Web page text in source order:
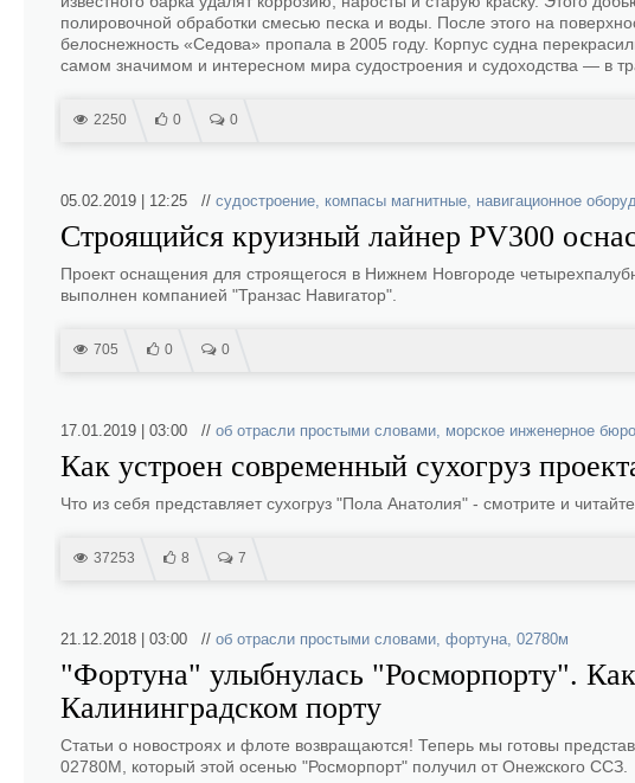
полировочной обработки смесью песка и воды. После этого на
белоснежность «Седова» пропала в 2005 году. Корпус судна
самом значимом и интересном мира судостроения и судоходства — в
2250 0 0
05.02.2019 | 12:25 // судостроение, компасы магнитные, навигационное
Строящийся круизный лайнер PV300
Проект оснащения для строящегося в Нижнем Новгороде
выполнен компанией "Транзас Навигатор".
705 0 0
17.01.2019 | 03:00 // об отрасли простыми словами, морское инженерное бюро
Как устроен современный сухогруз
Что из себя представляет сухогруз "Пола Анатолия" - смотрите и
37253 8 7
21.12.2018 | 03:00 // об отрасли простыми словами, фортуна, 02780м
"Фортуна" улыбнулась "Росморпорту".
Калининградском порту
Статьи о новостроях и флоте возвращаются! Теперь мы готовы
02780М, который этой осенью "Росморпорт" получил от Онежского ССЗ.